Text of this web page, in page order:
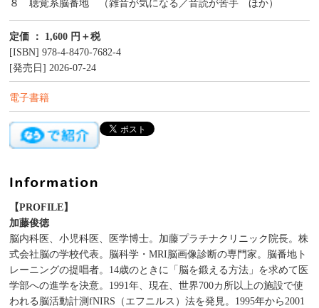
８ 聴覚系脳番地 （雑音が気になる／音読が苦手 ほか）
定価 ： 1,600 円＋税
[ISBN] 978-4-8470-7682-4
[発売日] 2026-07-24
電子書籍
【PROFILE】
加藤俊徳
脳内科医、小児科医、医学博士。加藤プラチナクリニック院長。株
式会社脳の学校代表。脳科学・MRI脳画像診断の専門家。脳番地ト
レーニングの提唱者。14歳のときに「脳を鍛える方法」を求めて医
学部への進学を決意。1991年、現在、世界700カ所以上の施設で使
われる脳活動計測fNIRS（エフニルス）法を発見。1995年から2001